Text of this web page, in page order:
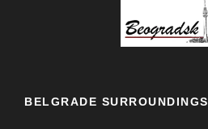
BELGRADE SURROUNDINGS